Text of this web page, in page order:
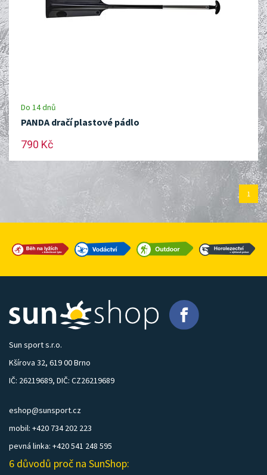
Do 14 dnů
PANDA dračí plastové pádlo
790 Kč
1
Sun sport s.r.o.
Kšírova 32, 619 00 Brno
IČ: 26219689, DIČ: CZ26219689
eshop@sunsport.cz
mobil: +420 734 202 223
pevná linka: +420 541 248 595
6 důvodů proč na SunShop: